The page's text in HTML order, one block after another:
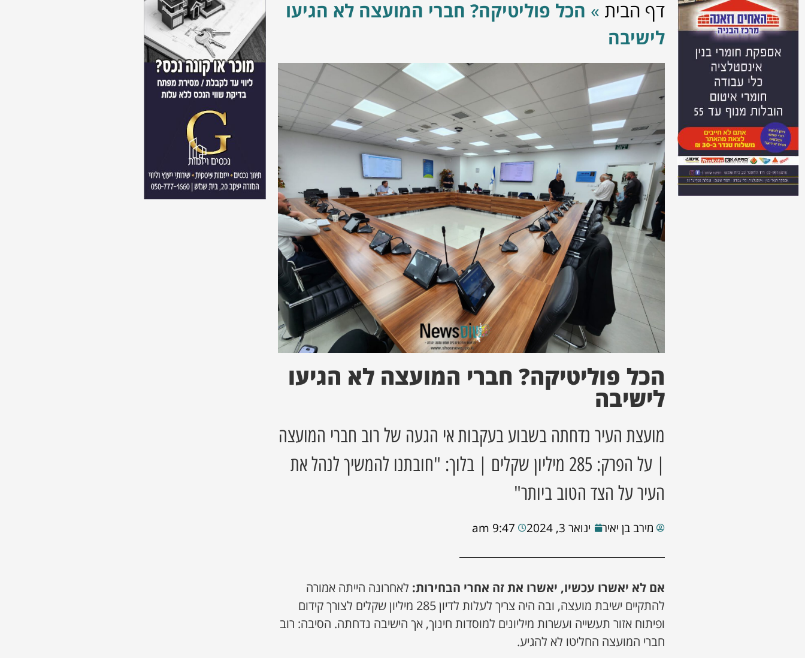
דף הבית » הכל פוליטיקה? חברי המועצה לא הגיעו
לישיבה
הכל פוליטיקה? חברי המועצה לא הגיעו
לישיבה
מועצת העיר נדחתה בשבוע בעקבות אי הגעה של רוב חברי המועצה
| על הפרק: 285 מיליון שקלים | בלוך: "חובתנו להמשיך לנהל את
העיר על הצד הטוב ביותר"
מירב בן יאיר ינואר 3, 2024 9:47 am
אם לא יאשרו עכשיו, יאשרו את זה אחרי הבחירות: לאחרונה הייתה אמורה
להתקיים ישיבת מועצה, ובה היה צריך לעלות לדיון 285 מיליון שקלים לצורך קידום
ופיתוח אזור תעשייה ועשרות מיליונים למוסדות חינוך, אך הישיבה נדחתה. הסיבה: רוב
חברי המועצה החליטו לא להגיע.